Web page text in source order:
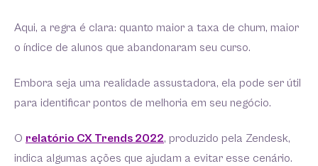
Aqui, a regra é clara: quanto maior a taxa de churn, maior
o índice de alunos que abandonaram seu curso.
Embora seja uma realidade assustadora, ela pode ser útil
para identificar pontos de melhoria em seu negócio.
O relatório CX Trends 2022, produzido pela Zendesk,
indica algumas ações que ajudam a evitar esse cenário.